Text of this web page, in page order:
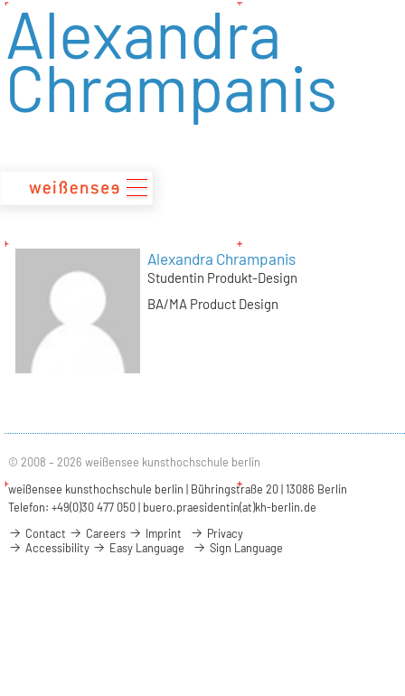
zum
Inhalt
Alexandra
Chrampanis
Alexandra Chrampanis
Studentin Produkt-Design
BA/MA Product Design
© 2008 – 2026 weißensee kunsthochschule berlin
weißensee kunsthochschule berlin | Bühringstraße 20 | 13086 Berlin
Telefon: +49(0)30 477 050 | buero.praesidentin(at)kh-berlin.de
Contact
Careers Imprint
Privacy
Accessibility
Easy Language Sign Language